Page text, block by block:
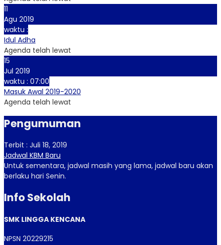
11
Agu 2019
waktu :
Idul Adha
Agenda telah lewat
15
Jul 2019
waktu : 07:00
Masuk Awal 2019-2020
Agenda telah lewat
Pengumuman
Terbit : Juli 18, 2019
Jadwal KBM Baru
Untuk sementara, jadwal masih yang lama, jadwal baru akan
berlaku hari Senin.
Info Sekolah
SMK LINGGA KENCANA
NPSN 20229215